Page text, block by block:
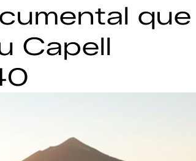
que
Capell